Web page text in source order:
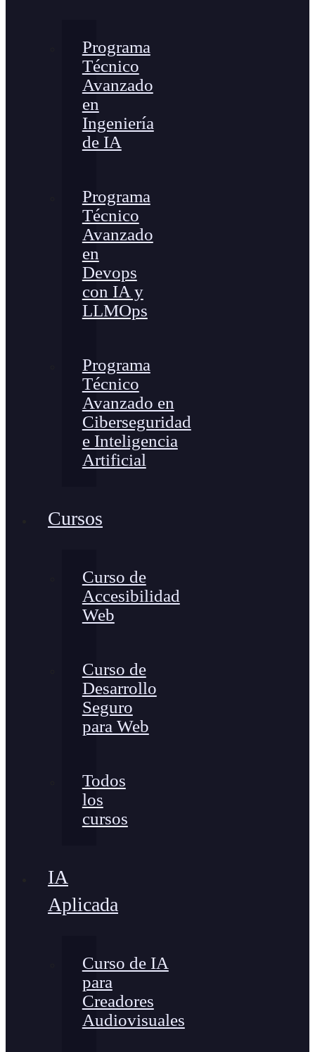
Programa
Técnico
Avanzado
en
Ingeniería
de IA
Programa
Técnico
Avanzado
en
Devops
con IA y
LLMOps
Programa
Técnico
Avanzado en
Ciberseguridad
e Inteligencia
Artificial
Cursos
Curso de
Accesibilidad
Web
Curso de
Desarrollo
Seguro
para Web
Todos
los
cursos
IA
Aplicada
Curso de IA
para
Creadores
Audiovisuales